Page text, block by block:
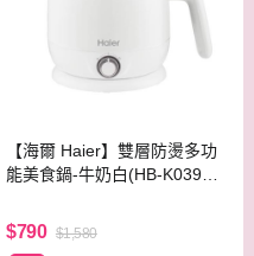
【海爾 Haier】雙層防燙多功
能美食鍋-牛奶白(HB-K039M
$790 $1,580